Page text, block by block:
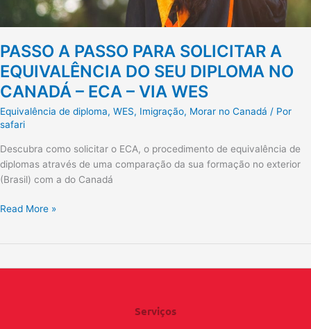
PASSO A PASSO PARA SOLICITAR A
EQUIVALÊNCIA DO SEU DIPLOMA NO
CANADÁ – ECA – VIA WES
Equivalência de diploma, WES, Imigração, Morar no Canadá / Por
safari
Descubra como solicitar o ECA, o procedimento de equivalência de
diplomas através de uma comparação da sua formação no exterior
(Brasil) com a do Canadá
CANADÁ
–
ECA
–
VIA
Read More »
Serviços